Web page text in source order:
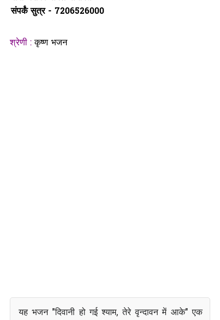
संपर्कं सुत्र - 7206526000
श्रेणी :कृष्ण भजन
यह भजन "दिवानी हो गई श्याम, तेरे वृन्दावन में आके" एक